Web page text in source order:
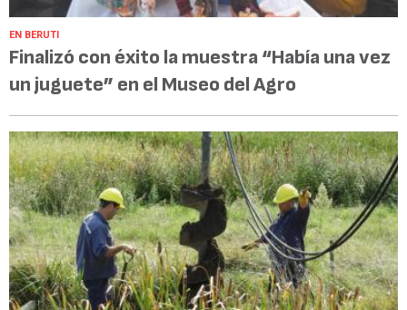
EN BERUTI
Finalizó con éxito la muestra “Había una vez
un juguete” en el Museo del Agro